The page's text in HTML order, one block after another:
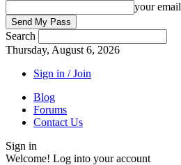
your email
Search
Thursday, August 6, 2026
Sign in / Join
Blog
Forums
Contact Us
Sign in
Welcome! Log into your account